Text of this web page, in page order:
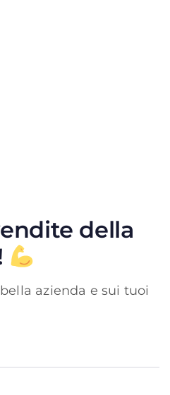
della
azienda e sui tuoi